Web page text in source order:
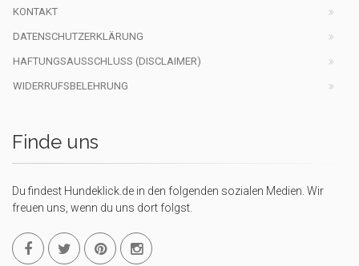
KONTAKT
DATENSCHUTZERKLÄRUNG
HAFTUNGSAUSSCHLUSS (DISCLAIMER)
WIDERRUFSBELEHRUNG
Finde uns
Du findest Hundeklick.de in den folgenden sozialen Medien. Wir
freuen uns, wenn du uns dort folgst.